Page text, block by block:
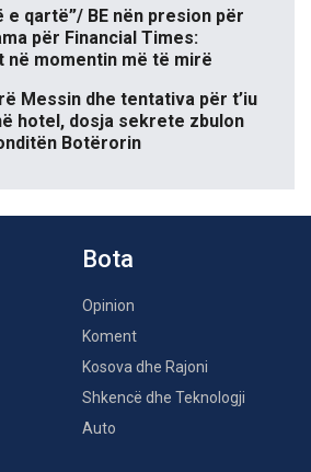
e qartë”/ BE nën presion për
për Financial Times:
në momentin më të mirë
Messin dhe tentativa për t’iu
hotel, dosja sekrete zbulon
Botërorin
Bota
Opinion
Koment
Kosova dhe Rajoni
Shkencë dhe Teknologji
Auto